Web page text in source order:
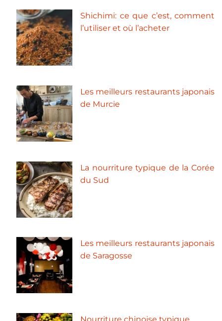
Shichimi: ce que c’est, comment
l’utiliser et où l’acheter
Les meilleurs restaurants japonais
de Murcie
La nourriture typique de la Corée
du Sud
Les meilleurs restaurants japonais
de Saragosse